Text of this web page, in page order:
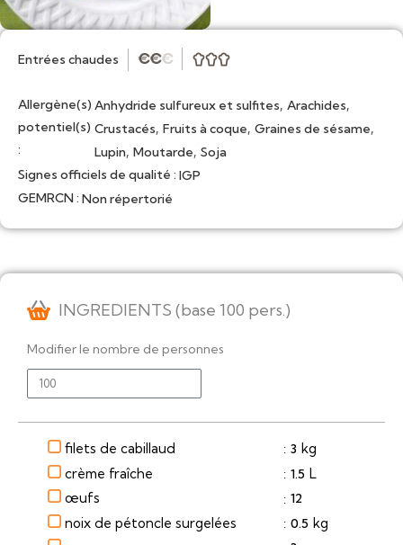
Entrées chaudes ★★★ 
Allergène(s)
potentiel(s)
:
Anhydride sulfureux et sulfites, Arachides,
Crustacés, Fruits à coque, Graines de sésame,
Lupin, Moutarde, Soja
Signes officiels de qualité : IGP
GEMRCN : Non répertorié
INGREDIENTS (base 100 pers.)
Modifier le nombre de personnes
filets de cabillaud : 3 kg
crème fraîche
: 1.5 L
œufs
: 12
noix de pétoncle surgelées : 0.5 kg